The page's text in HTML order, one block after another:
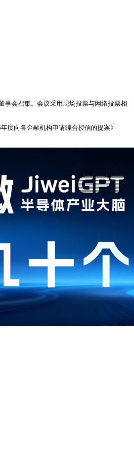
事会召集。会议采用现场投票与网络投票相
度向各金融机构申请综合授信的提案》